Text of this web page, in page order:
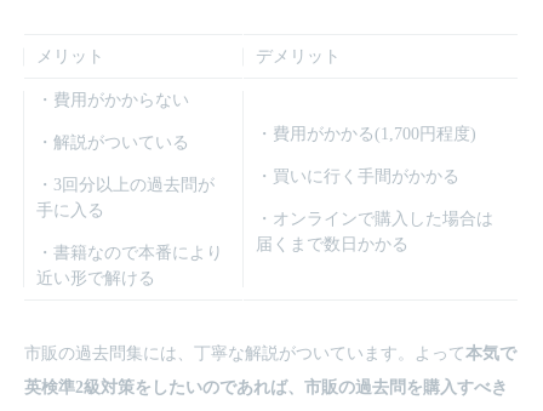
メリット デメリット
・費用がかからない
・解説がついている
・3回分以上の過去問が
手に入る
・書籍なので本番により
近い形で解ける
・費用がかかる(1,700円程度)
・買いに行く手間がかかる
・オンラインで購入した場合は
届くまで数日かかる
市販の過去問集には、丁寧な解説がついています。よって本気で
英検準2級対策をしたいのであれば、市販の過去問を購入すべき